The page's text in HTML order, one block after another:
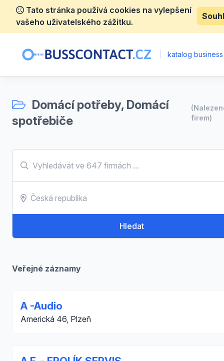
Tato stránka používá cookies na vylepšení
vašeho uživatelského zážitku.
katalog
Domácí potřeby, Domácí
spotřebiče
firem)
Hledat
Veřejné záznamy
A -Audio
Americká 46, Plzeň